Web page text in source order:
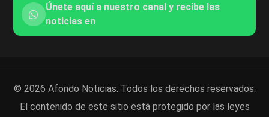
Únete aquí a nuestro canal y recibe las
noticias en
© 2026 Afondo Noticias. Todos los derechos reservados.
El contenido de este sitio está protegido por las leyes